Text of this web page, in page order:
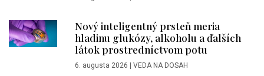
Nový inteligentný prsteň meria
hladinu glukózy, alkoholu a ďalších
látok prostredníctvom potu
6. augusta 2026 VEDA NA DOSAH